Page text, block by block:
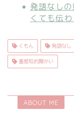
発語なし
くても伝
くもん 発語なし
重度知的障がい
ABOUT ME